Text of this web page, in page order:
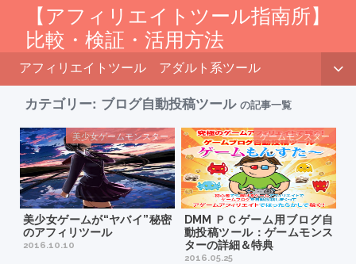
【アフィリエイトツール指南所】
比較・検証・活用方法
アフィリエイトツール アダルト系ツール
カテゴリー: ブログ自動投稿ツール の記事一覧
美少女ゲームが“ヤバイ”秘密
のアフィリツール
2016.10.10
美少女ゲームモンスター
DMM ＰＣゲーム用ブログ自
動投稿ツール：ゲームモンス
ターの詳細＆特典
2016.05.25
ゲームモンスター